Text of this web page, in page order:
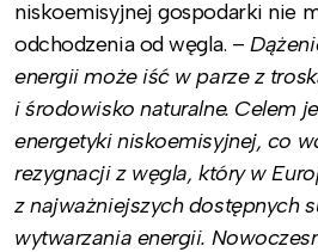
niskoemisyjnej gospodarki nie
odchodzenia od węgla. –
energii może iść w parze z
i środowisko naturalne. Celem
energetyki niskoemisyjnej, co
rezygnacji z węgla, który w
z najważniejszych dostępnych
wytwarzania energii.